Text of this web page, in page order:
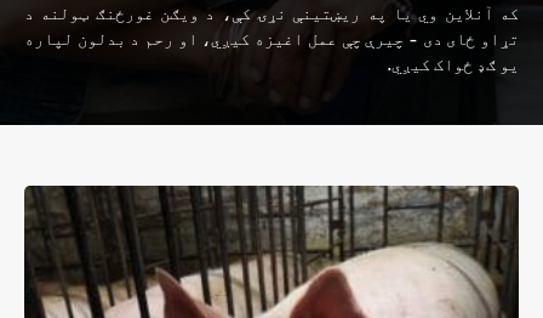
که آنلاین وي یا په ریښتینې نړۍ کې، د ویګن غورځنګ ټولنه د
تړاو ځای دی - چیرې چې عمل اغیزه کیږي، او رحم د بدلون لپاره
یو ګډ ځواک کیږي.